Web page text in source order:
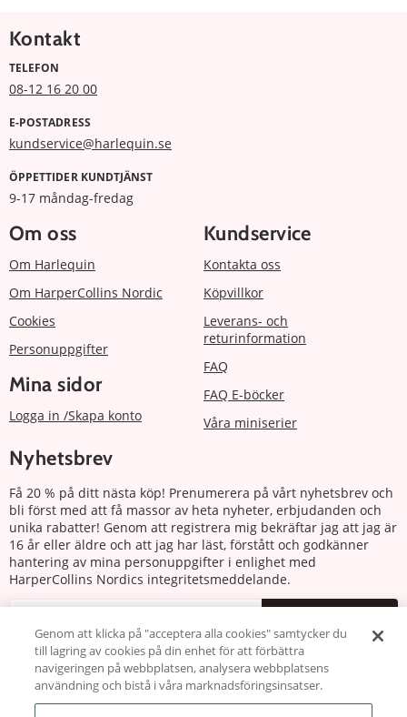
Kontakt
TELEFON
08-12 16 20 00
E-POSTADRESS
kundservice@harlequin.se
ÖPPETTIDER KUNDTJÄNST
9-17 måndag-fredag
Om oss
Om Harlequin
Om HarperCollins Nordic
Cookies
Personuppgifter
Mina sidor
Logga in /Skapa konto
Kundservice
Kontakta oss
Köpvillkor
Leverans- och
returinformation
FAQ
FAQ E-böcker
Våra miniserier
Nyhetsbrev
Få 20 % på ditt nästa köp! Prenumerera på vårt nyhetsbrev och
bli först med att få massor av heta nyheter, erbjudanden och
unika rabatter! Genom att registrera mig bekräftar jag att jag är
16 år eller äldre och att jag har läst, förstått och godkänner
hantering av mina personuppgifter i enlighet med
HarperCollins Nordics integritetsmeddelande.
Följ oss
Genom att klicka på "acceptera alla cookies" samtycker du
till lagring av cookies på din enhet för att förbättra
navigeringen på webbplatsen, analysera webbplatsens
användning och bistå i våra marknadsföringsinsatser.